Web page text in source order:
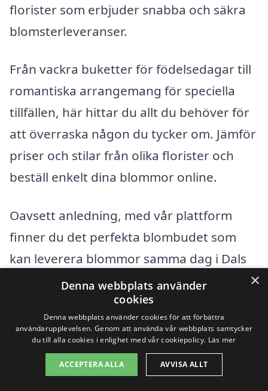
florister som erbjuder snabba och säkra
blomsterleveranser.
Från vackra buketter för födelsedagar till
romantiska arrangemang för speciella
tillfällen, här hittar du allt du behöver för
att överraska någon du tycker om. Jämför
priser och stilar från olika florister och
beställ enkelt dina blommor online.
Oavsett anledning, med vår plattform
finner du det perfekta blombudet som
kan leverera blommor samma dag i Dals
-41% -40%
×
Denna webbplats använder
cookies
Denna webbplats använder cookies för att förbättra
användarupplevelsen. Genom att använda vår webbplats samtycker
du till alla cookies i enlighet med vår cookiepolicy. Läs mer
ACCEPTERA ALLA AVVISA ALLT